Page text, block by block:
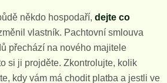
někdo hospodaří, dejte co
vlastník. Pachtovní smlouva
přechází na nového majitele
si ji projděte. Zkontrolujte, kolik
kdy vám má chodit platba a jestli ve